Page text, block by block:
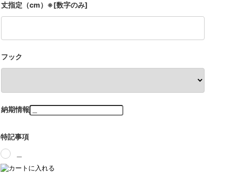
丈指定（cm）※[数字のみ]
フック
納期情報
特記事項